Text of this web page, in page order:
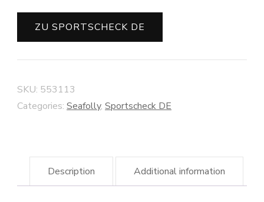
ZU SPORTSCHECK DE
SKU: 553113
Categories: Seafolly, Sportscheck DE
Description Additional information